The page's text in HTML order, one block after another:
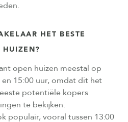
HET BESTE
HUIZEN?
open huizen meestal op
15:00 uur, omdat dit het
potentiële kopers
te bekijken.
populair, vooral tussen 13:00